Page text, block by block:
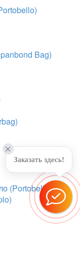
Bag)
(Portobello)
Заказать здесь!